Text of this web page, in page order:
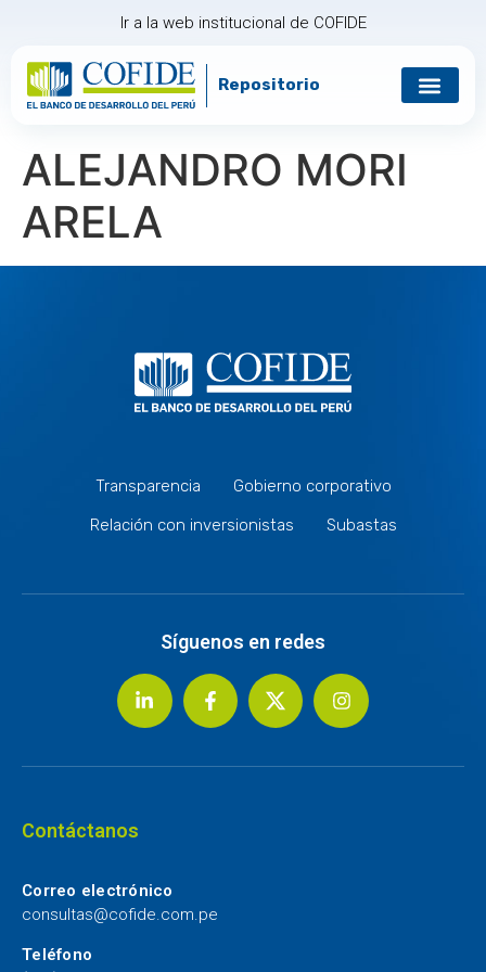
Ir a la web institucional de COFIDE
Repositorio
ALEJANDRO MORI
ARELA
Transparencia
Gobierno corporativo
Relación con inversionistas
Subastas
Síguenos en redes
Contáctanos
Correo electrónico
consultas@cofide.com.pe
Teléfono